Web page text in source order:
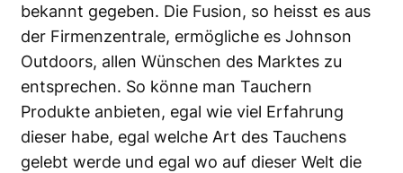
bekannt gegeben. Die Fusion, so heisst es aus
der Firmenzentrale, ermögliche es Johnson
Outdoors, allen Wünschen des Marktes zu
entsprechen. So könne man Tauchern
Produkte anbieten, egal wie viel Erfahrung
dieser habe, egal welche Art des Tauchens
gelebt werde und egal wo auf dieser Welt die